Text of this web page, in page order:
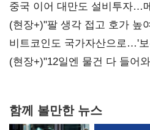
중국 이어 대만도 설비투자…
(현장+)"팔 생각 접고 호가 높
20억 키맞추기
비트코인도 국가자산으로…'보
숙제
(현장+)"12일엔 물건 다 들어
함께 볼만한 뉴스